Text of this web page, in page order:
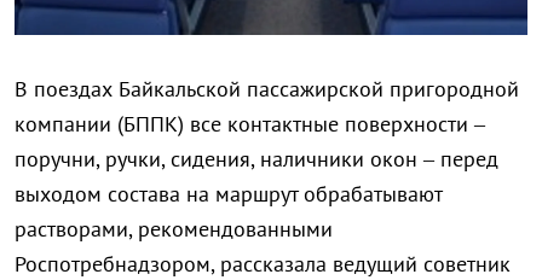
В поездах Байкальской пассажирской пригородной
компании (БППК) все контактные поверхности –
поручни, ручки, сидения, наличники окон – перед
выходом состава на маршрут обрабатывают
растворами, рекомендованными
Роспотребнадзором, рассказала ведущий советник